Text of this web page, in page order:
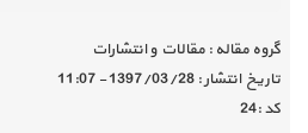
گروه مقاله :مقالات و انتشارات
تاريخ انتشار :1397/03/28 - 11:07
كد :24